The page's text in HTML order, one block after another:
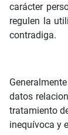
carácter
regulen la
contradiga.
datos
tratamiento
inequívoca y